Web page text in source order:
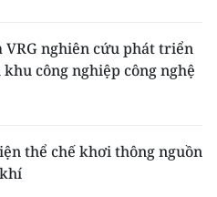
VRG nghiên cứu phát triển
công nghiệp công nghệ
thể chế khơi thông nguồn